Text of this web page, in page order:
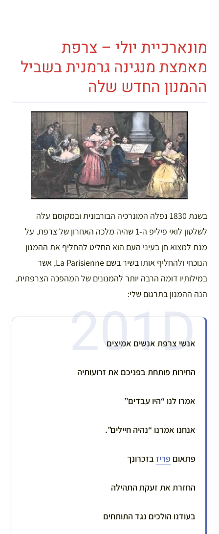
מונארכיית יולי – צרפת
מאמצת מנגינה גרמנית בשביל
ההמנון החדש שלה
בשנת 1830 נפלה המונרכיה הבורבונית ובמקומם עלה
לשלטון לואי פיליפ ה-1 שהיה מלכה האחרון של צרפת. על
מנת למצוא חן בעיני העם הוא החליט להחליף את ההמנון
הנוכחי ולהחליף אותו בשיר בשם La Parisienne, אשר
במילותיו דומה הרבה יותר להמנונים של המהפכה הצרפתית.
הנה ההמנון בתרגום שלי:
אנשי צרפת אנשים אמיצים
החירות פותחת בפניכם את זרועותיה
אמרו לנו “היו עבדים”
אנחנו אמרנו “נהיה חיילים”.
פתאום פריז בזכרונך
החזרת את זעקת התהילה
בעודנו הולכים נגד התותחים